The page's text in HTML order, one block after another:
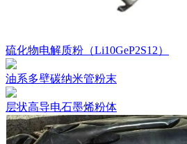
硫化物电解质粉（Li10GeP2S12）
油系多壁碳纳米管粉末
层状高导电石墨烯粉体